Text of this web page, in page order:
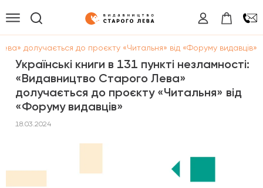
долучається до проєкту «Читальня» від «Форуму видавців»
Українські книги в 131 пункті незламності:
«Видавництво Старого Лева»
долучається до проєкту «Читальня» від
«Форуму видавців»
18.03.2024